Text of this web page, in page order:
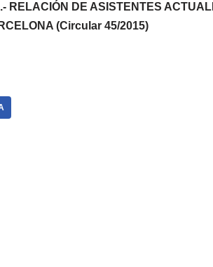
RELACIÓN DE ASISTENTES
(Circular 45/2015)